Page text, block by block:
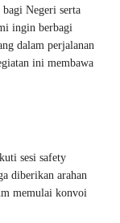
bagi Negeri serta
ingin berbagi
dalam perjalanan
ini membawa
sesi safety
diberikan arahan
memulai konvoi